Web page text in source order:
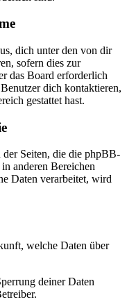
dich unter den von dir
sofern dies zur
das Board erforderlich
dich kontaktieren,
gestattet hast.
Seiten, die die phpBB-
anderen Bereichen
Daten verarbeitet, wird
welche Daten über
deiner Daten